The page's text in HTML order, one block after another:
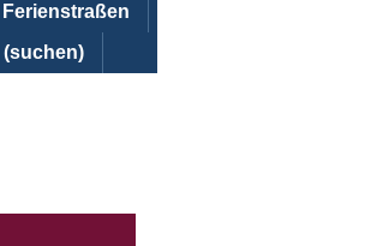
Ferienstraßen
(suchen)